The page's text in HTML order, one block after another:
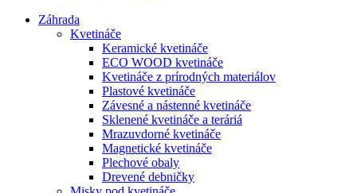
Záhrada
Kvetináče
Keramické kvetináče
ECO WOOD kvetináče
Kvetináče z prírodných materiálov
Plastové kvetináče
Závesné a nástenné kvetináče
Sklenené kvetináče a teráriá
Mrazuvdorné kvetináče
Magnetické kvetináče
Plechové obaly
Drevené debničky